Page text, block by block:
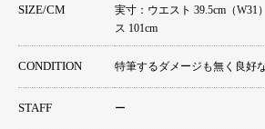
SIZE/CM
実寸：ウエスト 39.5cm（W31
ス 101cm
CONDITION 特筆するダメージも無く良好
STAFF ー